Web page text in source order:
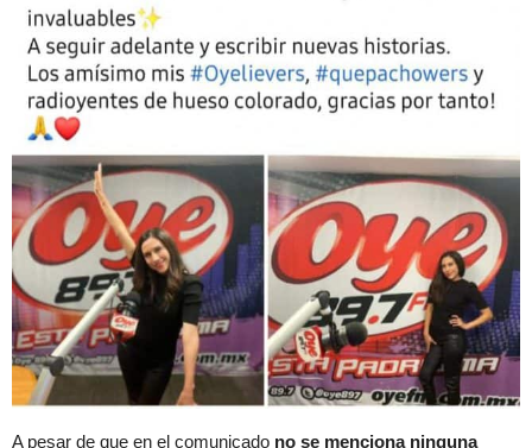
A pesar de que en el comunicado no se menciona ninguna